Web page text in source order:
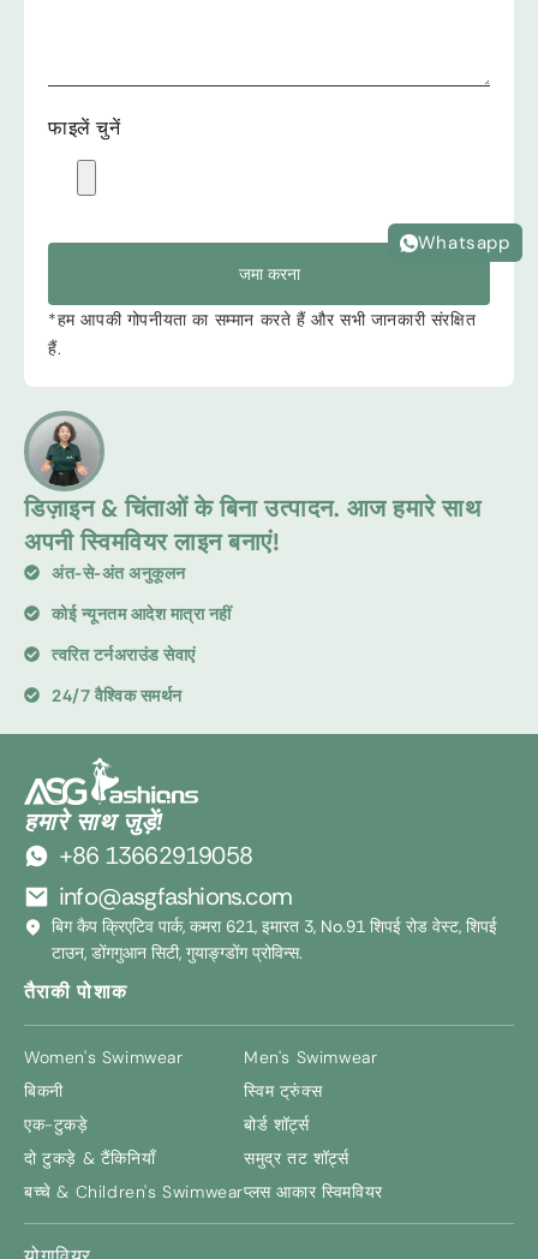
डिज़ाइन & चिंताओं के बिना उत्पादन. आज हमारे साथ
अपनी स्विमवियर लाइन बनाएं!
अंत-से-अंत अनुकूलन
कोई न्यूनतम आदेश मात्रा नहीं
त्वरित टर्नअराउंड सेवाएं
24/7 वैश्विक समर्थन
फाइलें चुनें
जमा करना
*हम आपकी गोपनीयता का सम्मान करते हैं और सभी जानकारी संरक्षित
हैं.
हमारे साथ जुड़ें!
+86 13662919058
info@asgfashions.com
बिग कैप क्रिएटिव पार्क, कमरा 621, इमारत 3, No.91 शिपई रोड वेस्ट, शिपई
टाउन, डोंगगुआन सिटी, गुयाङ्ग्डोंग प्रोविन्स.
तैराकी पोशाक
Women's Swimwear
बिकनी
एक-टुकड़े
दो टुकड़े & टैंकिनियाँ
बच्चे & Children's Swimwear
Men's Swimwear
स्विम ट्रुंक्स
बोर्ड शॉर्ट्स
समुद्र तट शॉर्ट्स
प्लस आकार स्विमवियर
Whatsapp